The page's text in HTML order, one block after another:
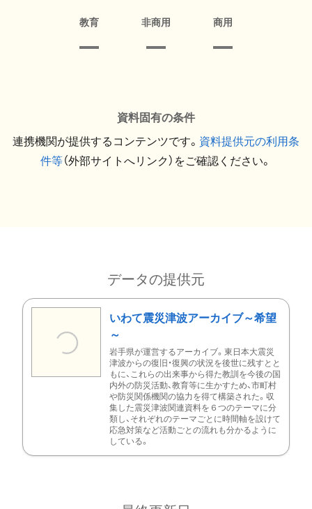
教育 非商用 商用
資料固有の条件
連携機関が提供するコンテンツです。 資料提供元の利用条
件等（外部サイトへリンク）をご確認ください。
データの提供元
いわて震災津波アーカイブ～希望
～
岩手県が運営するアーカイブ。東日本大震災
津波からの復旧・復興の状況を後世に残すとと
もに、これらの出来事から得た教訓を今後の国
内外の防災活動、教育等に生かすため、市町村
や防災関係機関の協力を得て構築された。収
集した震災津波関連資料を６つのテーマに分
類し、それぞれのテーマごとに時間軸を設けて
応急対策など活動ごとの流れも分かるように
している。